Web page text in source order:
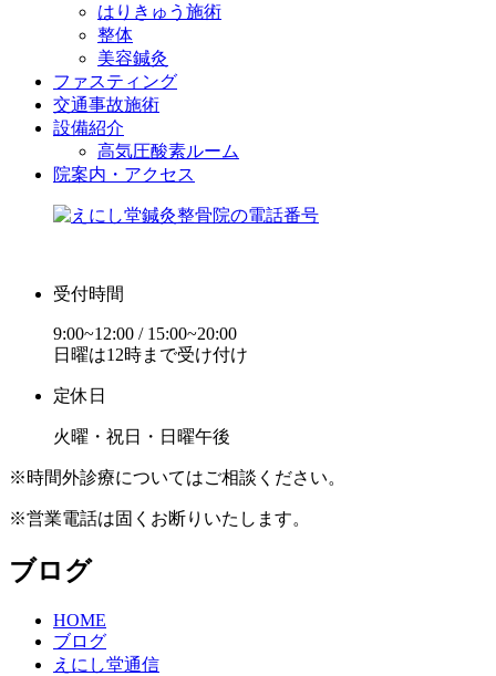
はりきゅう施術
整体
美容鍼灸
ファスティング
交通事故施術
設備紹介
高気圧酸素ルーム
院案内・アクセス
受付時間
9:00~12:00 / 15:00~20:00
日曜は12時まで受け付け
定休日
火曜・祝日・日曜午後
※時間外診療についてはご相談ください。
※営業電話は固くお断りいたします。
ブログ
HOME
ブログ
えにし堂通信